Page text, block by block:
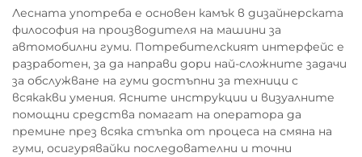
Лесната употреба е основен камък в дизайнерската
философия на производителя на машини за
автомобилни гуми. Потребителският интерфейс е
разработен, за да направи дори най-сложните задачи
за обслужване на гуми достъпни за техници с
всякакви умения. Ясните инструкции и визуалните
помощни средства помагат на оператора да
премине през всяка стъпка от процеса на смяна на
гуми, осигурявайки последователни и точни